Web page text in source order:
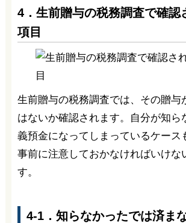
4．生前贈与の税務調査で確認
項目
生前贈与の税務調査では、その贈与
はないか確認されます。自分が知ら
義預金になってしまっているケース
事前に注意しておかなければいけな
す。
4-1．知らなかったでは済ま